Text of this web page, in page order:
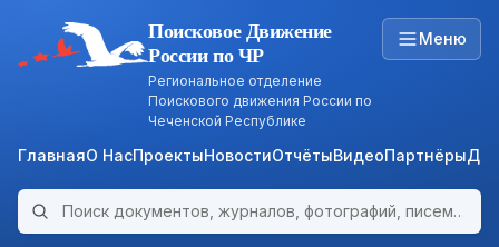
Поисковое Движение
России по ЧР
Региональное отделение
Поискового движения России по
Чеченской Республике
Меню
ГлавнаяО НасПроектыНовостиОтчётыВидеоПартнёры
Поиск по архиву